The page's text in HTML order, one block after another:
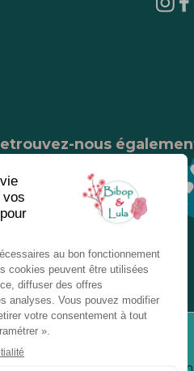
nous
magasins
nos revendeurs